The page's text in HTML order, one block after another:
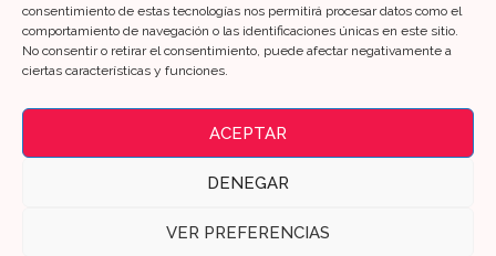
consentimiento de estas tecnologías nos permitirá procesar datos como el
comportamiento de navegación o las identificaciones únicas en este sitio.
No consentir o retirar el consentimiento, puede afectar negativamente a
ciertas características y funciones.
ACEPTAR
DENEGAR
VER PREFERENCIAS
Instagram(WhatsApp) Mallorca, Baleares